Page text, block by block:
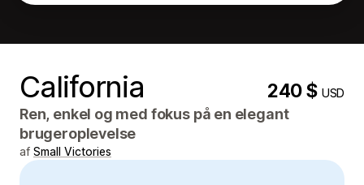
California 240 $USD
Ren, enkel og med fokus på en elegant
brugeroplevelse
af Small Victories